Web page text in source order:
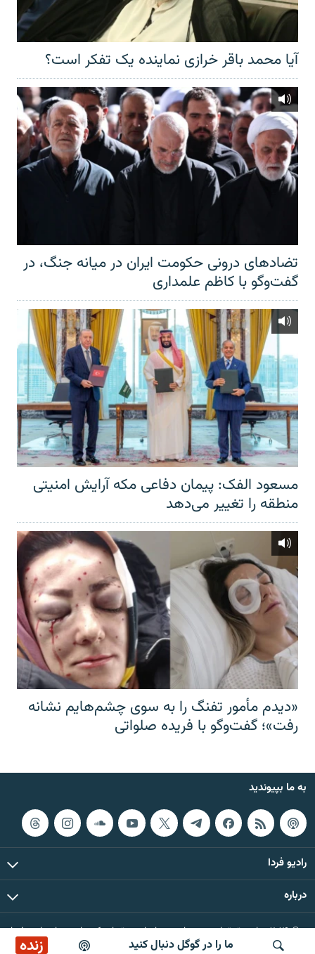
ما را در گوگل دنبال کنید زنده
آیا محمد باقر خرازی نماینده یک تفکر است؟
تضادهای درونی حکومت ایران در میانه جنگ، در
گفت‌‌وگو با کاظم علمداری
مسعود الفک: پیمان دفاعی مکه آرایش امنیتی
منطقه را تغییر می‌دهد
«دیدم مأمور تفنگ را به سوی چشم‌هایم نشانه
رفت»؛ گفت‌و‌گو با فریده صلواتی
به ما بپیوندید
رادیو فردا
درباره
© ۲۰۲۶ تمام حقوق این وب‌سایت، بر اساس مقررات کپی‌رایت، برای رادیو فردا
محفوظ است.